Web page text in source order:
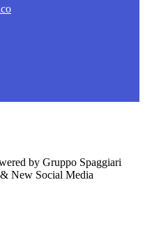
by Gruppo Spaggiari
New Social Media